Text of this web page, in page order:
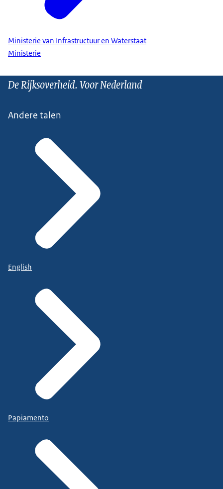
Ministerie van Infrastructuur en Waterstaat
Ministerie
De Rijksoverheid. Voor Nederland
Andere talen
English
Papiamento